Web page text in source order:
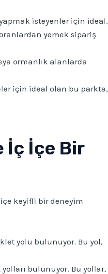
isteyenler için ideal.
yemek sipariş
ormanlık alanlarda
için ideal olan bu parkta,
İç İçe Bir
keyifli bir deneyim
yolu bulunuyor. Bu yol,
bulunuyor. Bu yollar,